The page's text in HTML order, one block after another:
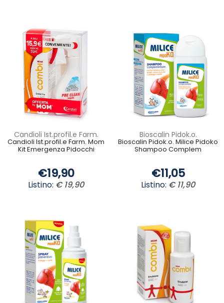
Candioli Ist.profil.e Farm.
Candioli Ist.profil.e Farm. Mom
Kit Emergenza Pidocchi
€19,90
Listino: € 19,90
Bioscalin Pidok.o.
Bioscalin Pidok.o. Milice Pidoko
Shampoo Complem
€11,05
Listino: € 11,90